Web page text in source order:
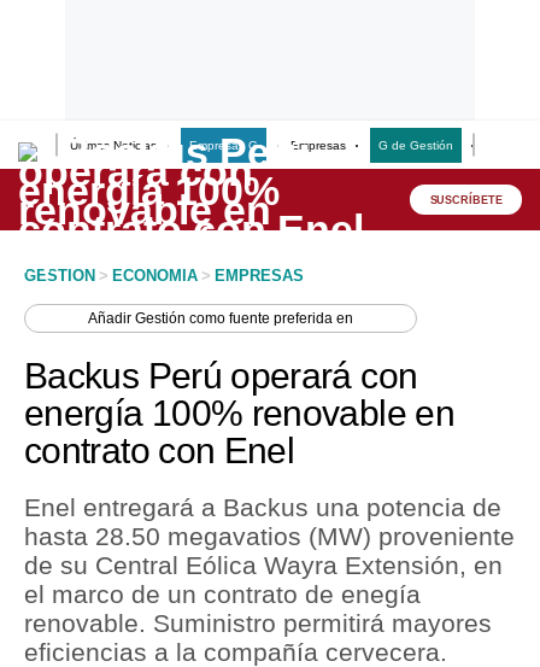
Últimas Noticias Empresas G Empresas G de Gestión
Lo último
Peru Quiosco
Economía
Mercados
Política
Tu Dinero
Finanzas Personales
SUSCRÍBETE
GESTION > ECONOMIA > EMPRESAS
AñadirGestión como fuente preferida en
Backus Perú operará con
energía 100% renovable en
contrato con Enel
Enel entregará a Backus una potencia de
hasta 28.50 megavatios (MW) proveniente
de su Central Eólica Wayra Extensión, en
el marco de un contrato de enegía
renovable. Suministro permitirá mayores
eficiencias a la compañía cervecera.